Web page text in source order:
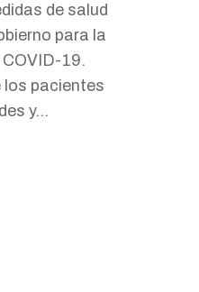
de salud
para la
19.
los pacientes
y…